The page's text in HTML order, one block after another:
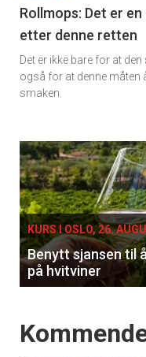
11
Ukens
vin
Rollmops: Det er
etter denne retten
Det er ikke bare for at
også for at denne måten
smaken.
Events
single
KURS I OSLO, 26.
Benytt sjansen til
på hvitviner
Events